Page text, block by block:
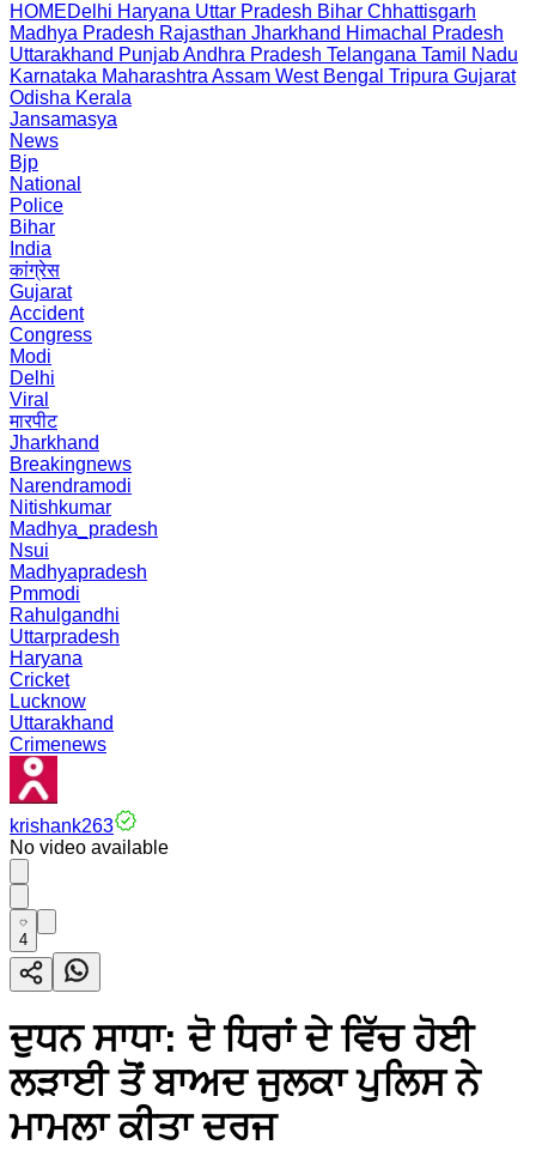
HOMEDelhi Haryana Uttar Pradesh Bihar Chhattisgarh
Madhya Pradesh Rajasthan Jharkhand Himachal Pradesh
Uttarakhand PunjabAndhra Pradesh Telangana Tamil Nadu
Karnataka Maharashtra Assam West Bengal Tripura Gujarat
Odisha Kerala
Jansamasya
News
Bjp
National
Police
Bihar
India
कांग्रेस
Gujarat
Accident
Congress
Modi
Delhi
Viral
मारपीट
Jharkhand
Breakingnews
Narendramodi
Nitishkumar
Madhya_pradesh
Nsui
Madhyapradesh
Pmmodi
Rahulgandhi
Uttarpradesh
Haryana
Cricket
Lucknow
Uttarakhand
Crimenews
krishank263
No video available
4
ਦੁਧਨ ਸਾਧਾ: ਦੋ ਧਿਰਾਂ ਦੇ ਵਿੱਚ ਹੋਈ
ਲੜਾਈ ਤੋਂ ਬਾਅਦ ਜੁਲਕਾ ਪੁਲਿਸ ਨੇ
ਮਾਮਲਾ ਕੀਤਾ ਦਰਜ